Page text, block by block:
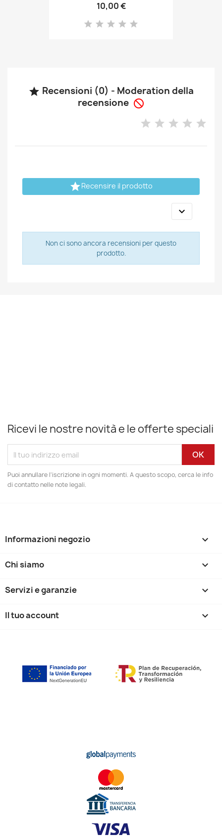
10,00 €
 Recensioni (0) - Moderation della
recensione 
Recensire il prodotto

Non ci sono ancora recensioni per questo
prodotto.
Ricevi le nostre novità e le offerte speciali
Puoi annullare l'iscrizione in ogni momenti. A questo scopo, cerca le info
di contatto nelle note legali.
Informazioni negozio keyboard_arrow_down
Chi siamo 
Servizi e garanzie 
Il tuo account 